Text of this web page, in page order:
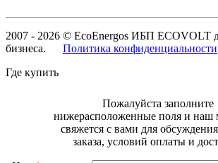
2007 - 2026 © EcoEnergos ИБП ECOVOLT
бизнеса. Политика конфиденциальности
Где купить
Пожалуйста заполните
нижерасположенные поля и наш
свяжется с вами для
заказа, условий оплаты и